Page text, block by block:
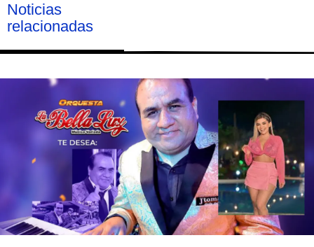
Noticias
relacionadas
PáginaPágina
Página
Página
Página